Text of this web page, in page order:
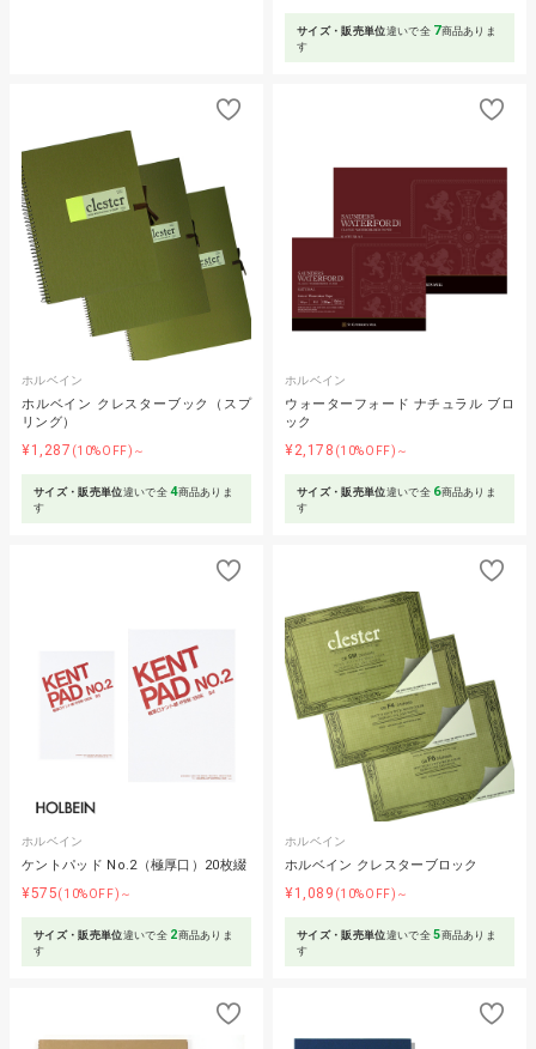
サイズ・販売単位違いで全 7商品ありま
す
ホルベイン
ホルベイン クレスターブック（スプ
リング）
¥1,287 (10%OFF)～
サイズ・販売単位違いで全4商品ありま
す
ホルベイン
ウォーターフォード ナチュラル ブロ
ック
¥2,178 (10%OFF)～
サイズ・販売単位違いで全 6商品ありま
す
ホルベイン
ケントパッド No.2（極厚口）20枚綴
¥575(10%OFF)～
サイズ・販売単位違いで全 2商品ありま
す
ホルベイン
ホルベイン クレスターブロック
¥1,089 (10%OFF)～
サイズ・販売単位違いで全5商品ありま
す